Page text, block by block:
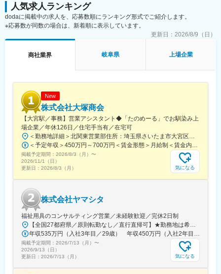
既にお取引のある管財卸・工具卸・住宅設備販売店・ゼネコンな
どがメインとなり、扱う商材にもよりますが、既存営業と新規営
業の割合は９：１程度になります。
【他社との差別化】
よる市場内優位性。
■働き方改革推進中：原則19時にはPCがシャットダウンされる仕
組みが導入された他、ITを活用した働き方改革（モバイルPCの導
入、電子稟議の導入等）を実施しており、従業員にとって働きや
すい環境を整えております。
■仕事の魅力：
キャリア入社者の中には、メーカー営業の方も多数在籍していま
す。
1つの製品や顧客にとらわれず、幅広い製品を取り扱っているため
提案の幅が広く、顧客課題に向き合うことができるのも、この仕
事の魅力の一つです。
■当社の魅力：～業界トップレベルの収益構造を目指す専門商社～
当社の強みは創業から350年超という長い歴史の中で培われた有
形無形の「信用力」です。2万6千社を超える業界屈指の強固な販
売先網・仕入先網と、そこで得られる数限りない情報を駆使し、
スピーディーに力を発揮できることが当社の特徴です。近年はM
＆Aの推進による国内でのシェア拡大や工業分野を中心としたグロ
ーバル事業の拡大に努め、業界トップレベルの収益構造を持つ専
門商社グループへの成長を目指しています。さらに今後は農業・
介護・ロボット（AI）といった拡大が見込まれる新事業分野へも
人気求人ランキング
dodaに掲載中の求人を、応募数順にランキング形式でご紹介します。
※応募数が同数の場合は、新着順に表示しています。
更新日： 2026/8/9（日）
商社業界 岐阜県 上場企業
New
株式会社大塚商会
【大宮駅／事務】営業アシスタント◆「たのめーる」でお馴染み上
場企業／年休126日／住宅手当有／在宅可
掲載予定期間： 2026/8/3（月） 〜
2026/11/1（日）
更新日： 2026/8/3（月） 気になる
株式会社ヤマシタ
福祉用具のコンサルティング営業／未経験歓迎／完休2日制
掲載予定期間： 2026/7/13（月） 〜
2026/9/13（日）
更新日： 2026/7/13（月） 気になる